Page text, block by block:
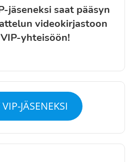
jäseneksi saat pääsyn
videokirjastoon
yhteisöön!
JÄSENEKSI